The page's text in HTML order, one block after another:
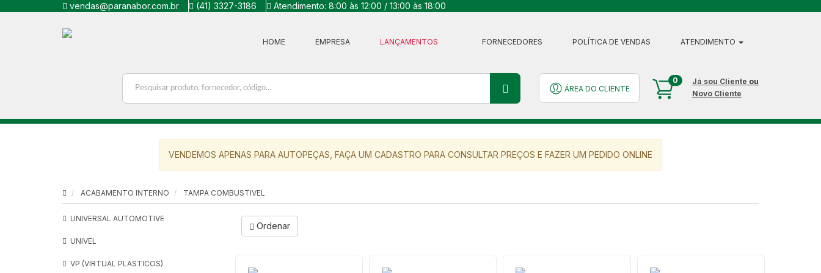
vendas@paranabor.com.br (41) 3327-3186 Atendimento: 8:00 às 12:00 / 13:00 às 18:00
HOME EMPRESA LANÇAMENTOS FORNECEDORES POLÍTICA DE VENDAS ATENDIMENTO
ÁREA DO CLIENTE
0 Já sou Cliente ou
Novo Cliente
VENDEMOS APENAS PARA AUTOPEÇAS, FAÇA UM CADASTRO PARA CONSULTAR PREÇOS E FAZER UM PEDIDO ONLINE
ACABAMENTO INTERNO TAMPA COMBUSTIVEL
UNIVERSAL AUTOMOTIVE
UNIVEL
VP (VIRTUAL PLASTICOS)
Ordenar